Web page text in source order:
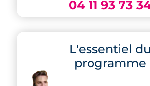
04 11 93 73
L'essentiel du
programme